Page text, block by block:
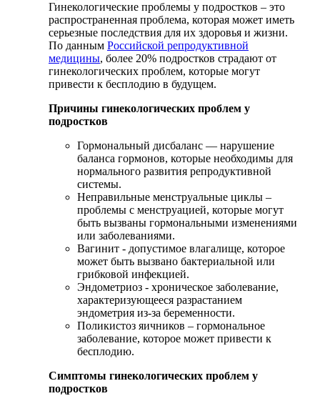
Гинекологические проблемы у подростков – это
распространенная проблема, которая может иметь
серьезные последствия для их здоровья и жизни.
По данным Российской репродуктивной
медицины, более 20% подростков страдают от
гинекологических проблем, которые могут
привести к бесплодию в будущем.
Причины гинекологических проблем у
подростков
Гормональный дисбаланс — нарушение
баланса гормонов, которые необходимы для
нормального развития репродуктивной
системы.
Неправильные менструальные циклы –
проблемы с менструацией, которые могут
быть вызваны гормональными изменениями
или заболеваниями.
Вагинит - допустимое влагалище, которое
может быть вызвано бактериальной или
грибковой инфекцией.
Эндометриоз - хроническое заболевание,
характеризующееся разрастанием
эндометрия из-за беременности.
Поликистоз яичников – гормональное
заболевание, которое может привести к
бесплодию.
Симптомы гинекологических проблем у
подростков